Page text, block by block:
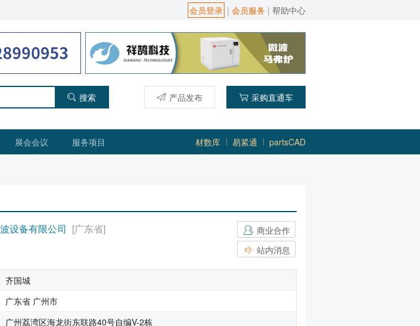
会员登录 | 会员服务 | 帮助中心
搜索 产品发布 采购直通车
展会会议 服务项目 材数库 易紧通 partsCAD
设备有限公司 [广东省]
商业合作
站内消息
齐国城
广东省 广州市
广州荔湾区海龙街东联路40号自编V-2栋